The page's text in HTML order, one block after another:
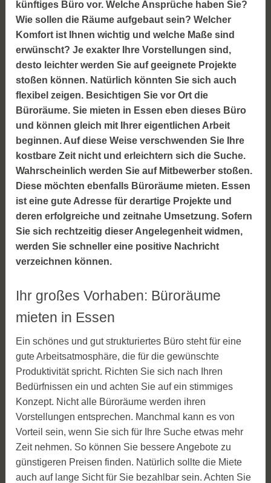
künftiges Büro vor. Welche Ansprüche haben Sie?
Wie sollen die Räume aufgebaut sein? Welcher
Komfort ist Ihnen wichtig und welche Maße sind
erwünscht? Je exakter Ihre Vorstellungen sind,
desto leichter werden Sie auf geeignete Projekte
stoßen können. Natürlich könnten Sie sich auch
flexibel zeigen. Besichtigen Sie vor Ort die
Büroräume. Sie mieten in Essen eben dieses Büro
und können gleich mit Ihrer eigentlichen Arbeit
beginnen. Auf diese Weise verschwenden Sie Ihre
kostbare Zeit nicht und erleichtern sich die Suche.
Wahrscheinlich werden Sie auf Mitbewerber stoßen.
Diese möchten ebenfalls Büroräume mieten. Essen
ist eine gute Adresse für derartige Projekte und
deren erfolgreiche und zeitnahe Umsetzung. Sofern
Sie sich rechtzeitig dieser Angelegenheit widmen,
werden Sie schneller eine positive Nachricht
verzeichnen können.
Ihr großes Vorhaben: Büroräume
mieten in Essen
Ein schönes und gut strukturiertes Büro steht für eine
gute Arbeitsatmosphäre, die für die gewünschte
Produktivität spricht. Richten Sie sich nach Ihren
Bedürfnissen ein und achten Sie auf ein stimmiges
Konzept. Nicht alle Büroräume werden ihren
Vorstellungen entsprechen. Manchmal kann es von
Vorteil sein, wenn Sie sich für Ihre Suche etwas mehr
Zeit nehmen. So können Sie bessere Angebote zu
günstigeren Preisen finden. Natürlich sollte die Miete
auch auf lange Sicht für Sie bezahlbar sein. Achten Sie